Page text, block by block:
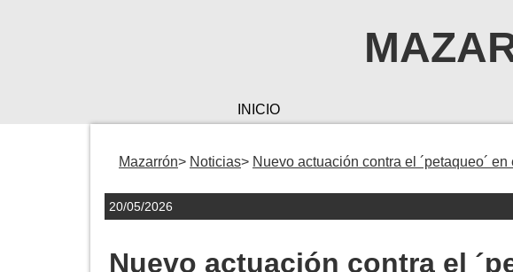
INICIO
Mazarrón Noticias Nuevo actuación contra el ´petaqueo´
20/05/2026
Nuevo actuación contra el